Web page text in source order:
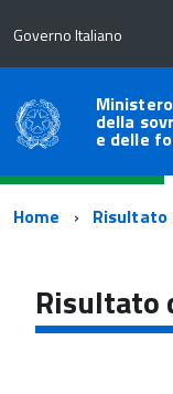
Governo Italiano
della
e delle
Percorso
Home Risultato
Risultato